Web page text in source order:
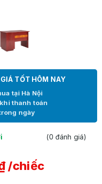
TỐT HÔM NAY
tại Hà Nội
thanh toán
ngày
(0 đánh giá)
/chiếc